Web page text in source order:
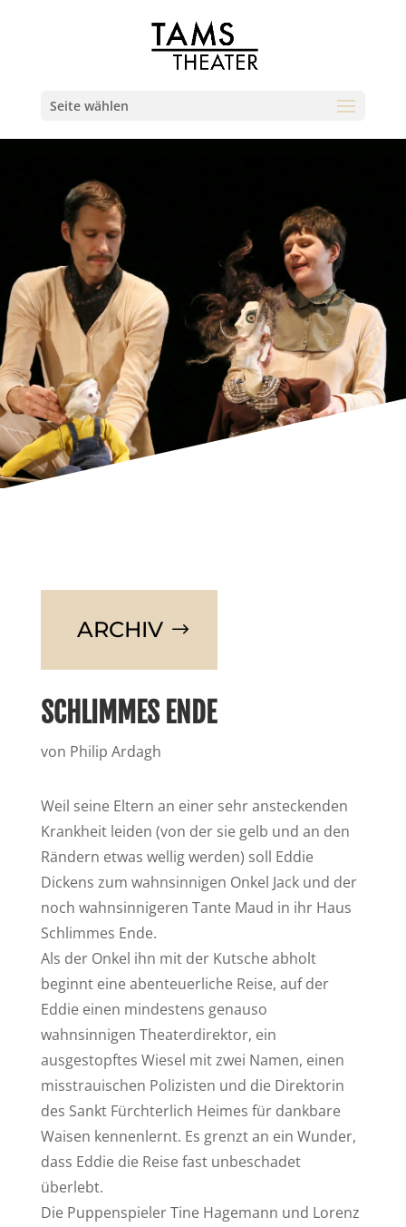
Seite wählen
ARCHIV
SCHLIMMES ENDE
von Philip Ardagh
Weil seine Eltern an einer sehr ansteckenden
Krankheit leiden (von der sie gelb und an den
Rändern etwas wellig werden) soll Eddie
Dickens zum wahnsinnigen Onkel Jack und der
noch wahnsinnigeren Tante Maud in ihr Haus
Schlimmes Ende.
Als der Onkel ihn mit der Kutsche abholt
beginnt eine abenteuerliche Reise, auf der
Eddie einen mindestens genauso
wahnsinnigen Theaterdirektor, ein
ausgestopftes Wiesel mit zwei Namen, einen
misstrauischen Polizisten und die Direktorin
des Sankt Fürchterlich Heimes für dankbare
Waisen kennenlernt. Es grenzt an ein Wunder,
dass Eddie die Reise fast unbeschadet
überlebt.
Die Puppenspieler Tine Hagemann und Lorenz